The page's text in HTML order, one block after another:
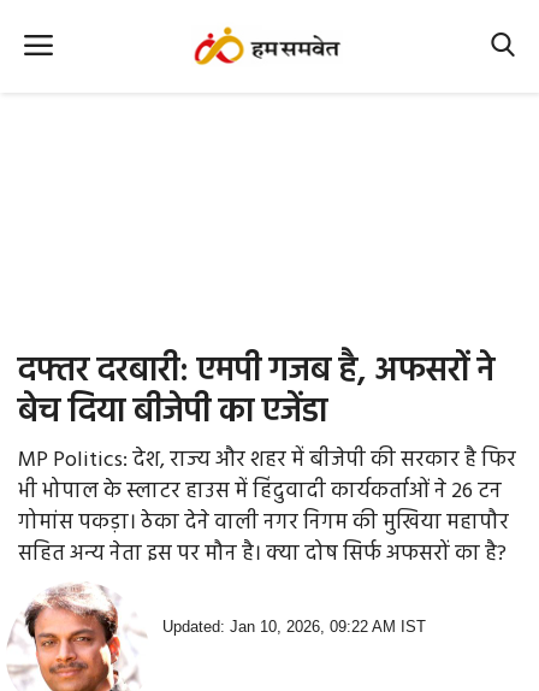
Office Office
Farm & Food
Opinion
Health & Lifestyle
Photo Gallery
दफ्तर दरबारी: एमपी गजब है, अफसरों ने
बेच दिया बीजेपी का एजेंडा
MP Politics: देश, राज्‍य और शहर में बीजेपी की सरकार है फिर
भी भोपाल के स्‍लाटर हाउस में हिंदुवादी कार्यकर्ताओं ने 26 टन
गोमांस पकड़ा। ठेका देने वाली नगर निगम की मुखिया महापौर
सहित अन्‍य नेता इस पर मौन है। क्‍या दोष सिर्फ अफसरों का है?
Updated: Jan 10, 2026, 09:22 AM IST